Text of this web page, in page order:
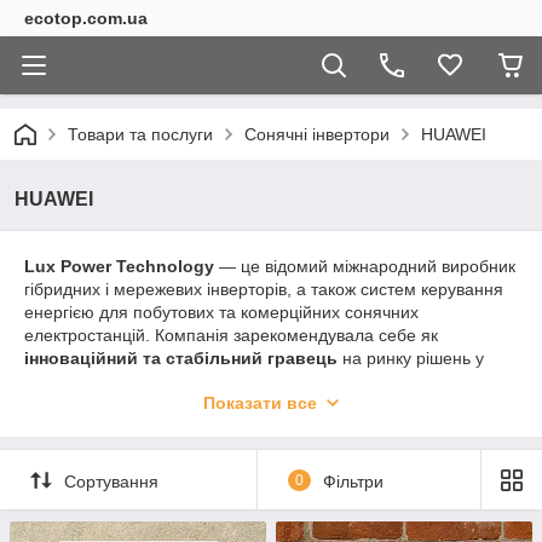
ecotop.com.ua
Товари та послуги Сонячні інвертори HUAWEI
HUAWEI
Lux Power Technology — це відомий міжнародний виробник
гібридних і мережевих інверторів, а також систем керування
енергією для побутових та комерційних сонячних
електростанцій. Компанія зарекомендувала себе як
інноваційний та стабільний гравець на ринку рішень у
Чому обирають саме Lux Power?
Інтелектуальна енергетика
Lux Power пропонує
сучасні гібридні інвертори з
підтримкою резервного живлення
, інтеграцією Smart
Load, Smart Meter, а також сумісністю з більшістю
Показати все
Сортування 0 Фільтри